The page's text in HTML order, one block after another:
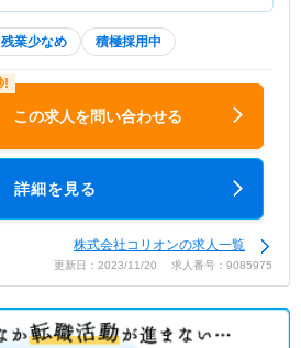
残業少なめ 積極採用中
この求人を問い合わせる
詳細を見る
株式会社コリオンの求人一覧
更新日：2023/11/20 求人番号：9085975